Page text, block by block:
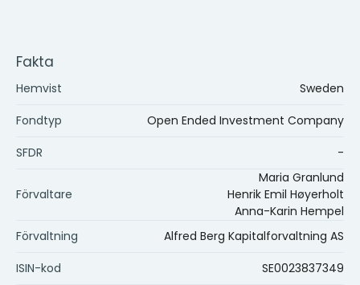
Fakta
Hemvist Sweden
Fondtyp
Open Ended Investment Company
SFDR
-
Förvaltare
Maria Granlund
Henrik Emil Høyerholt
Anna-Karin Hempel
Förvaltning
Alfred Berg Kapitalforvaltning AS
ISIN-kod
SE0023837349